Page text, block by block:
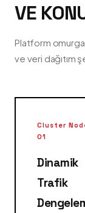
VE
Platform
ve veri dağıtım
Cluster
01
Dinamik
Trafik